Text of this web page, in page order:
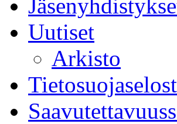
Uutiset
Arkisto